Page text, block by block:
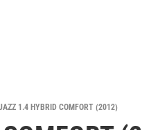
1.4 HYBRID COMFORT (2012)